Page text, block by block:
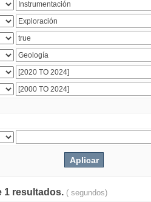
1 resultados. ( segundos)